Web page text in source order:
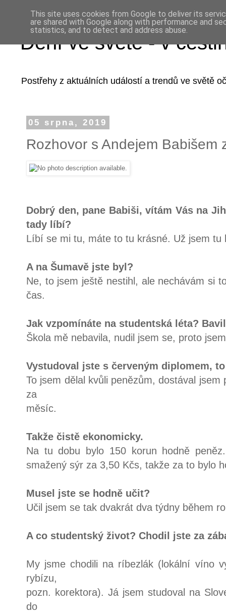
Dění ve světě - v
Postřehy z aktuálních událostí a trendů ve světě
05 srpna, 2019
Rozhovor s Andejem Babišem
Dobrý den, pane Babiši, vítám Vás na
tady líbí?
Líbí se mi tu, máte to tu krásné. Už jsem tu
A na Šumavě jste byl?
Ne, to jsem ještě nestihl, ale nechávám si
čas.
Jak vzpomínáte na studentská léta?
Škola mě nebavila, nudil jsem se, proto
Vystudoval jste s červeným diplomem,
To jsem dělal kvůli penězům, dostával
za
měsíc.
Takže čistě ekonomicky.
Na tu dobu bylo 150 korun hodně
smažený sýr za 3,50 Kčs, takže za to bylo
Musel jste se hodně učit?
Učil jsem se tak dvakrát dva týdny během
A co studentský život? Chodil jste za
My jsme chodili na ríbezlák (lokální víno
rybízu,
pozn. korektora). Já jsem studoval na
do
This site uses cookies from Google to deliver its
are shared with Google along with performance and
statistics, and to detect and address abuse.